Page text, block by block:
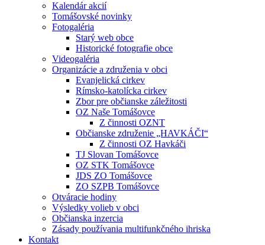
Kalendár akcií
Tomášovské novinky
Fotogaléria
Starý web obce
Historické fotografie obce
Videogaléria
Organizácie a združenia v obci
Evanjelická cirkev
Rímsko-katolícka cirkev
Zbor pre občianske záležitosti
OZ Naše Tomášovce
Z činnosti OZNT
Občianske združenie „HAVKÁČI“
Z činnosti OZ Havkáči
TJ Slovan Tomášovce
OZ STK Tomášovce
JDS ZO Tomášovce
ZO SZPB Tomášovce
Otváracie hodiny
Výsledky volieb v obci
Občianska inzercia
Zásady používania multifunkčného ihriska
Kontakt